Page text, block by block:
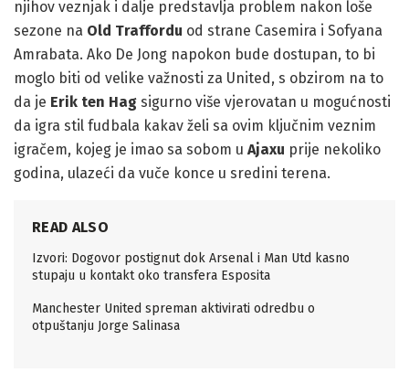
njihov veznjak i dalje predstavlja problem nakon loše
sezone na Old Traffordu od strane Casemira i Sofyana
Amrabata. Ako De Jong napokon bude dostupan, to bi
moglo biti od velike važnosti za United, s obzirom na to
da je Erik ten Hag sigurno više vjerovatan u mogućnosti
da igra stil fudbala kakav želi sa ovim ključnim veznim
igračem, kojeg je imao sa sobom u Ajaxu prije nekoliko
godina, ulazeći da vuče konce u sredini terena.
READ ALSO
Izvori: Dogovor postignut dok Arsenal i Man Utd kasno
stupaju u kontakt oko transfera Esposita
Manchester United spreman aktivirati odredbu o
otpuštanju Jorge Salinasa